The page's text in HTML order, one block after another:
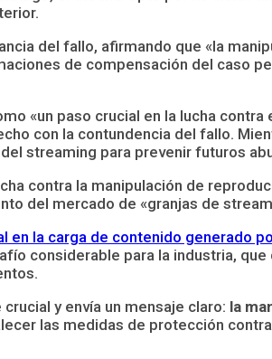
del fallo, afirmando que «la
de compensación del caso
«un paso crucial en la lucha contra
con la contundencia del fallo.
streaming para prevenir futuros
contra la manipulación de
del mercado de «granjas de
en la carga de contenido generado
considerable para la industria,
y envía un mensaje claro: la
las medidas de protección